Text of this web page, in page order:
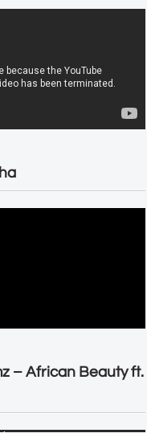
– African Beauty ft.